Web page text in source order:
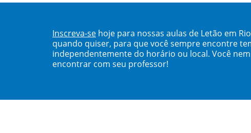
Inscreva-se hoje para nossas aulas de Letão em
quando quiser, para que você sempre encontre
independentemente do horário ou local. Você
encontrar com seu professor!